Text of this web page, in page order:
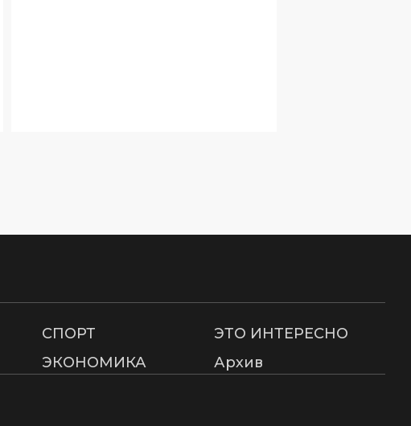
СПОРТ
ЭТО ИНТЕРЕСНО
ЭКОНОМИКА Архив